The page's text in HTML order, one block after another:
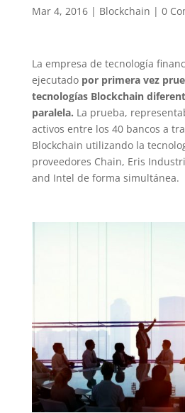
Mar 4, 2016| Blockchain | 0
La empresa de tecnología
ejecutadopor primera vez
tecnologías Blockchain
paralela. La prueba,
activos entre los 40 bancos a
Blockchain utilizando la
proveedores Chain, Eris
and Intel de forma simultánea.